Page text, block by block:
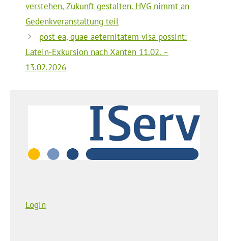
verstehen, Zukunft gestalten. HVG nimmt an
Gedenkveranstaltung teil
post ea, quae aeternitatem visa possint:
Latein-Exkursion nach Xanten 11.02. –
13.02.2026
Login